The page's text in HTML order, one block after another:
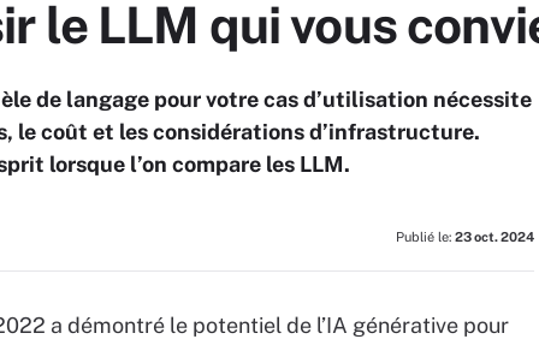
le LLM qui vous
de langage pour votre cas d’utilisation nécessite
le coût et les considérations d’infrastructure.
lorsque l’on compare les LLM.
Publié le: 23 oct. 2024
a démontré le potentiel de l’IA générative pour